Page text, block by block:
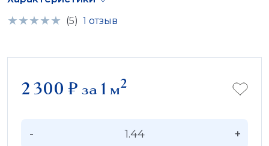
(5) 1 отзыв
2 300 ₽за 1 м2
- +